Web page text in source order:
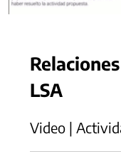
LSA
Video |